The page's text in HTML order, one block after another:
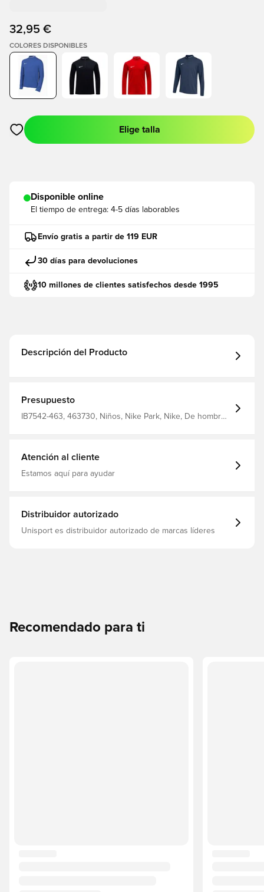
32,95 €
COLORES DISPONIBLES
Abre un modal para iniciar sesión o registrarse como miembro
Elige talla
Disponible online
El tiempo de entrega: 4-5 días laborables
Envío gratis a partir de 119 EUR
30 días para devoluciones
10 millones de clientes satisfechos desde 1995
Descripción del Producto
Presupuesto
IB7542-463, 463730, Niños, Nike Park, Nike, De hombre,
Atención al cliente
Estamos aquí para ayudar
Distribuidor autorizado
Unisport es distribuidor autorizado de marcas líderes
Recomendado para ti